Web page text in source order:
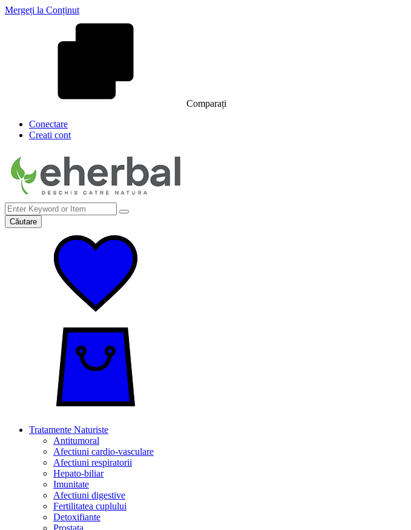
Mergeți la Conținut
Comparați
Conectare
Creati cont
Căutare
Tratamente Naturiste
Antitumoral
Afectiuni cardio-vasculare
Afectiuni respiratorii
Hepato-biliar
Imunitate
Afectiuni digestive
Fertilitatea cuplului
Detoxifiante
Prostata